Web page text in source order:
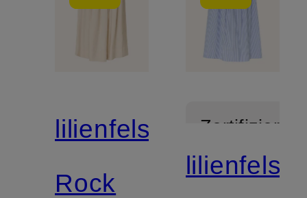
lilienfels
Rock
Zertifiziert
lilienfels